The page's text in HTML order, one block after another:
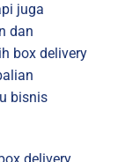
juga
dan
box delivery
bisnis